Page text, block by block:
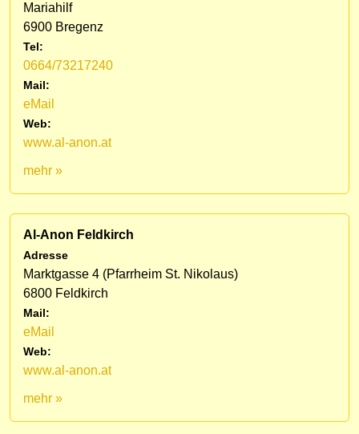
Mariahilf
6900 Bregenz
Tel:
0664/73217240
Mail:
eMail
Web:
www.al-anon.at
mehr »
Al-Anon Feldkirch
Adresse
Marktgasse 4 (Pfarrheim St. Nikolaus)
6800 Feldkirch
Mail:
eMail
Web:
www.al-anon.at
mehr »